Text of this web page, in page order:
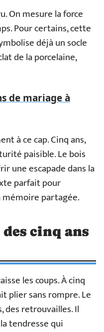
On mesure la force
Pour certains, cette
déjà un socle
de la porcelaine,
de mariage à
à ce cap. Cinq ans,
paisible. Le bois
une escapade dans la
parfait pour
mémoire partagée.
cinq ans
les coups. À cinq
plier sans rompre. Le
des retrouvailles. Il
tendresse qui